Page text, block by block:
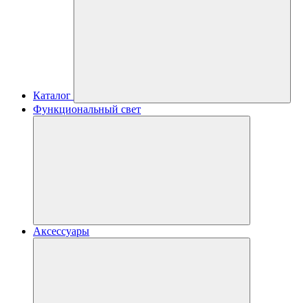
Каталог
Функциональный свет
Аксессуары